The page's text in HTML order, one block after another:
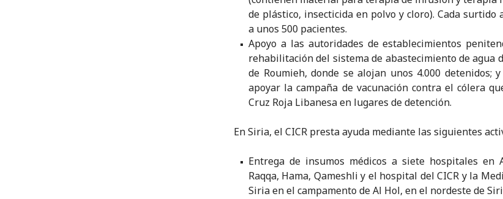
de plástico, insecticida en polvo y cloro). Cada surtido
a unos 500 pacientes.
Apoyo a las autoridades de establecimientos
rehabilitación del sistema de abastecimiento de agua
de Roumieh, donde se alojan unos 4.000 detenidos;
apoyar la campaña de vacunación contra el cólera
Cruz Roja Libanesa en lugares de detención.
En Siria, el CICR presta ayuda mediante las siguientes
Entrega de insumos médicos a siete hospitales en
Raqqa, Hama, Qameshli y el hospital del CICR y la
Siria en el campamento de Al Hol, en el nordeste de